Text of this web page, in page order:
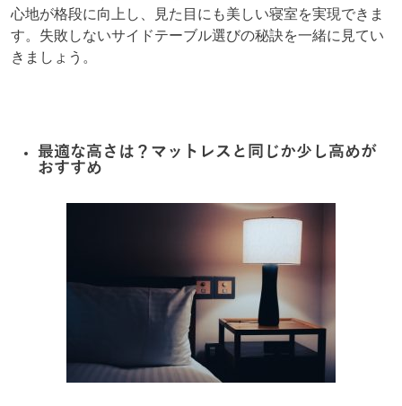
心地が格段に向上し、見た目にも美しい寝室を実現できま
す。失敗しないサイドテーブル選びの秘訣を一緒に見てい
きましょう。
最適な高さは？マットレスと同じか少し高めが
おすすめ